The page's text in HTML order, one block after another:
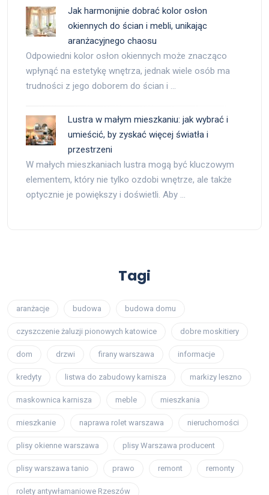
Jak harmonijnie dobrać kolor osłon
okiennych do ścian i mebli, unikając
aranżacyjnego chaosu
Odpowiedni kolor osłon okiennych może znacząco
wpłynąć na estetykę wnętrza, jednak wiele osób ma
trudności z jego doborem do ścian i …
Lustra w małym mieszkaniu: jak wybrać i
umieścić, by zyskać więcej światła i
przestrzeni
W małych mieszkaniach lustra mogą być kluczowym
elementem, który nie tylko ozdobi wnętrze, ale także
optycznie je powiększy i doświetli. Aby …
Tagi
aranżacje budowa budowa domu
czyszczenie żaluzji pionowych katowice dobre moskitiery
dom drzwi firany warszawa informacje
kredyty listwa do zabudowy karnisza markizy leszno
maskownica karnisza meble mieszkania
mieszkanie naprawa rolet warszawa nieruchomości
plisy okienne warszawa plisy Warszawa producent
plisy warszawa tanio prawo remont remonty
rolety antywłamaniowe Rzeszów